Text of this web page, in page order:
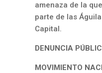
amenaza de la
parte de las
Capital.
DENUNCIA
MOVIMIENTO